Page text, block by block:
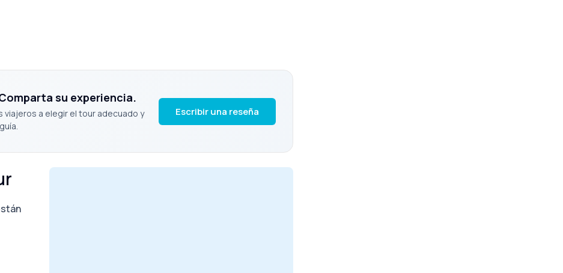
su experiencia.
viajeros a elegir el tour adecuado y
Escribir una reseña